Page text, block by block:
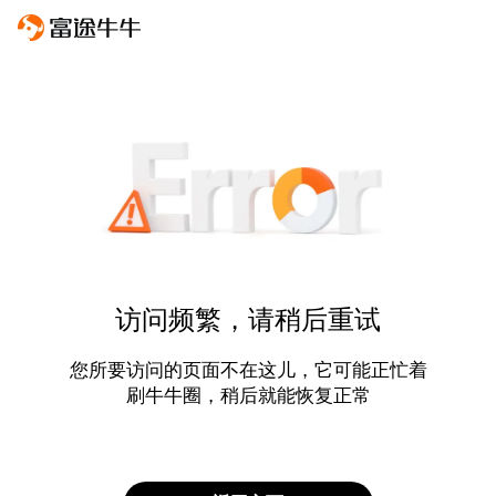
访问频繁，请稍后重试
您所要访问的页面不在这儿，它可能正忙着
刷牛牛圈，稍后就能恢复正常